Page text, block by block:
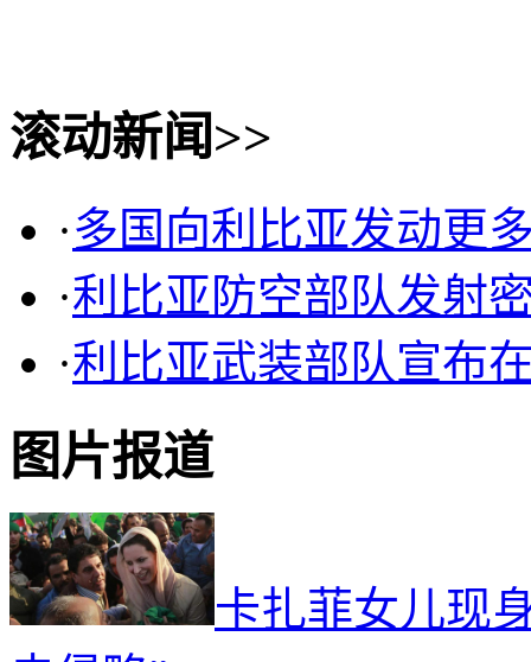
滚动新闻>>
·多国向利比亚发动更
·利比亚防空部队发射
·利比亚武装部队宣布
图片报道
卡扎菲女儿现